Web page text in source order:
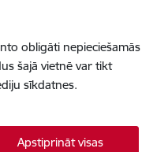
obligāti nepieciešamās
šajā vietnē var tikt
sīkdatnes.
Apstiprināt visas